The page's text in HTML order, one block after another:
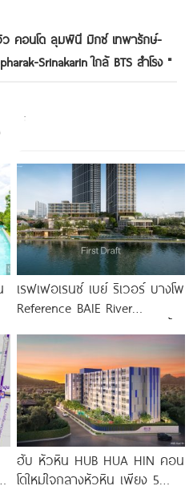
ว คอนโด ลุมพินี มิกซ์ เทพารักษ์-
Srinakarin ใกล้ BTS สำโรง"
เรฟเฟอเรนซ์ เบย์ ริเวอร์ บางโพ
Reference BAIE River
จาก
ฮับ หัวหิน HUB HUA HIN คอน
โดใหม่ใจกลางหัวหิน เพียง 5